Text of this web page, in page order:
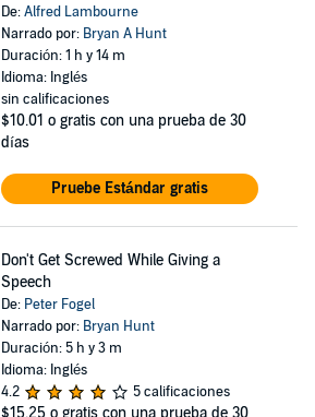
De:Alfred Lambourne
Narrado por: Bryan A Hunt
Duración: 1 h y 14 m
Idioma: Inglés
sin calificaciones
$10.01 o gratis con una prueba de 30
días
Pruebe Estándar gratis
Don't Get Screwed While Giving a
Speech
De: Peter Fogel
Narrado por: Bryan Hunt
Duración: 5 h y 3 m
Idioma: Inglés
4.2
5 calificaciones
$15.25 o gratis con una prueba de 30